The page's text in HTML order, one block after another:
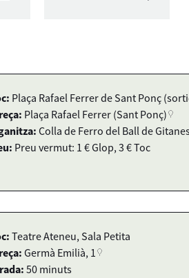
Plaça Rafael Ferrer de Sant Ponç
Plaça Rafael Ferrer (Sant Ponç)
Colla de Ferro del Ball de
Preu vermut: 1 € Glop, 3 € Toc
Teatre Ateneu, Sala Petita
Germà Emilià, 1
50 minuts